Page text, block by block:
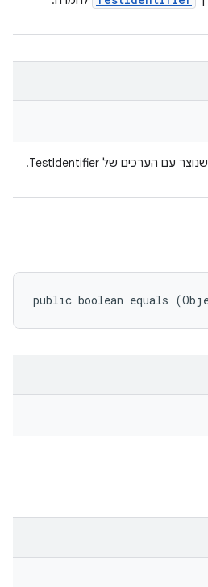
שנוצר עם הערכים של TestIdentifier.
public boolean equals